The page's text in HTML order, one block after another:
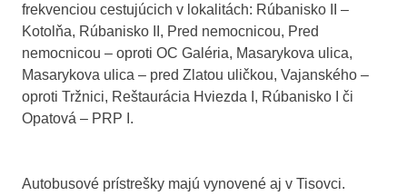
frekvenciou cestujúcich v lokalitách: Rúbanisko II –
Kotolňa, Rúbanisko II, Pred nemocnicou, Pred
nemocnicou – oproti OC Galéria, Masarykova ulica,
Masarykova ulica – pred Zlatou uličkou, Vajanského –
oproti Tržnici, Reštaurácia Hviezda I, Rúbanisko I či
Opatová – PRP I.
Autobusové prístrešky majú vynovené aj v Tisovci.